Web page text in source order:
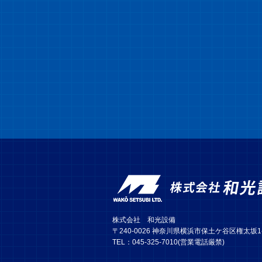
株式会社 和光設備
〒240-0026 神奈川県横浜市保土ケ谷区権太坂
TEL：045-325-7010(営業電話厳禁)